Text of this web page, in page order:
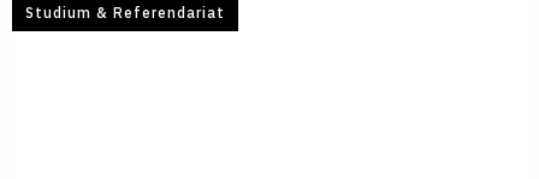
Studium & Referendariat